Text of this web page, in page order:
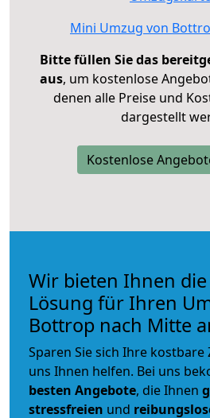
Mini Umzug von
Bitte füllen Sie das
aus, um kostenlose
denen alle Preise und
dargestellt
Kostenlose
Wir bieten Ihnen
Lösung für Ihren
Bottrop nach Mitte
Sparen Sie sich Ihre kostbare
uns Ihnen helfen. Bei uns
besten Angebote, die Ihnen
stressfreien und